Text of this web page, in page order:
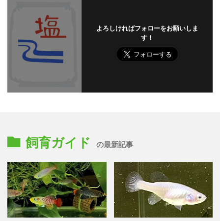
よろしければフォローをお願いしま
す！
飼育ガイド の最新記事